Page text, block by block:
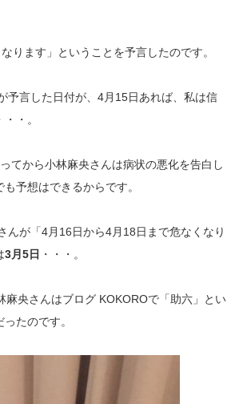
ります」ということを予言したのです。
予言した日付が、4月15日あれば、私は信
・。
てから小林麻央さんは病状の悪化を告白し
予想はできるからです。
んが「4月16日から4月18日まで危なくなり
3月5日 ・・・。
麻央さんはブログ KOKOROで「助六」とい
たのです。